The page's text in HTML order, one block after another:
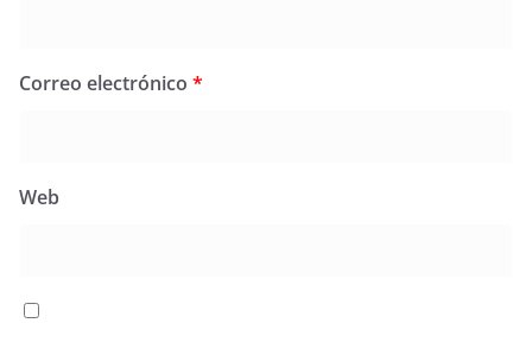
Correo electrónico *
Web